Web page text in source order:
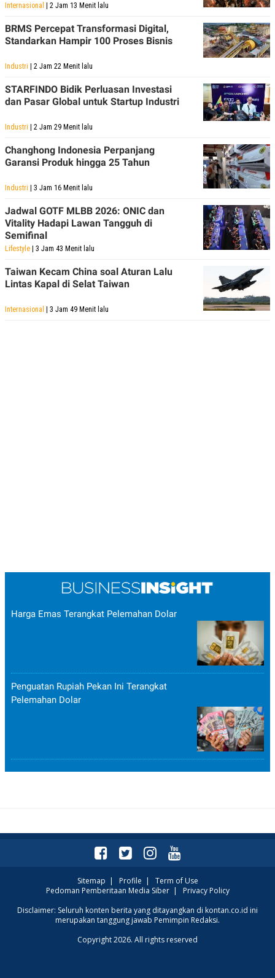
Internasional | 2 Jam 13 Menit lalu
BRMS Percepat Transformasi Digital,
Standarkan Hampir 100 Proses Bisnis
Industri | 2 Jam 22 Menit lalu
STARFINDO Bidik Perluasan Investasi
dan Pasar Global untuk Startup Industri
Industri | 2 Jam 29 Menit lalu
Changhong Indonesia Perpanjang
Garansi Produk hingga 25 Tahun
Industri | 3 Jam 16 Menit lalu
Jadwal GOTF MLBB 2026: ONIC dan
Vitality Hadapi Lawan Tangguh di
Semifinal
Lifestyle | 3 Jam 43 Menit lalu
Taiwan Kecam China soal Aturan Lalu
Lintas Kapal di Selat Taiwan
Internasional | 3 Jam 49 Menit lalu
Harga Emas Terangkat Pelemahan Dolar
Penguatan Rupiah Pekan Ini Terangkat
Pelemahan Dolar
Sitemap | Profile | Term of Use
Pedoman Pemberitaan Media Siber| Privacy Policy
Disclaimer: Seluruh konten berita yang ditayangkan di kontan.co.id ini
merupakan tanggung jawab Pemimpin Redaksi.
Copyright 2026. All rights reserved